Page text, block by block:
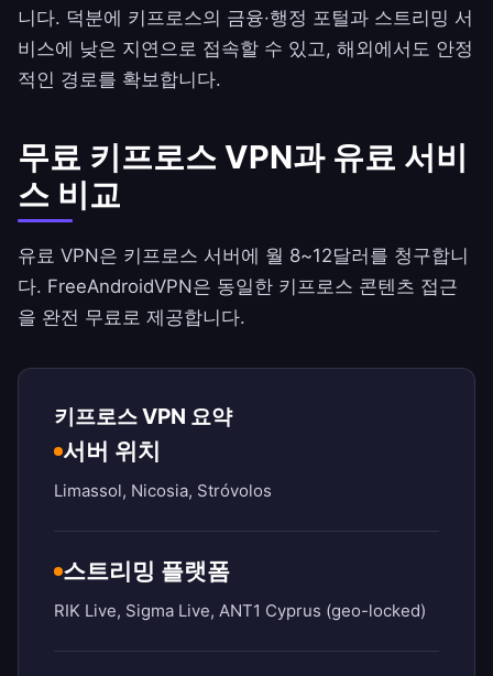
니다. 덕분에 키프로스의 금융·행정 포털과 스트리밍 서
비스에 낮은 지연으로 접속할 수 있고, 해외에서도 안정
적인 경로를 확보합니다.
무료 키프로스 VPN과 유료 서비
스 비교
유료 VPN은 키프로스 서버에 월 8~12달러를 청구합니
다. FreeAndroidVPN은 동일한 키프로스 콘텐츠 접근
을 완전 무료로 제공합니다.
키프로스 VPN 요약
서버 위치
Limassol, Nicosia, Stróvolos
스트리밍 플랫폼
RIK Live, Sigma Live, ANT1 Cyprus (geo-locked)